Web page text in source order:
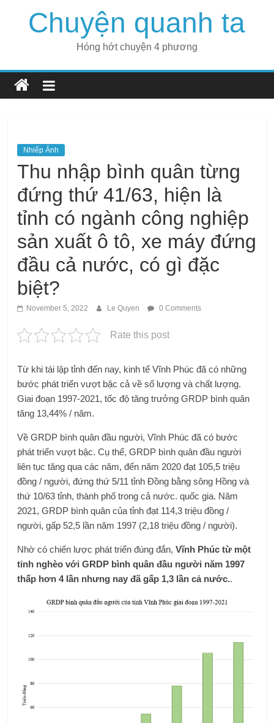
Chuyện quanh ta
Hóng hớt chuyện 4 phương
Nhiếp Ảnh
Thu nhập bình quân từng
đứng thứ 41/63, hiện là
tỉnh có ngành công nghiệp
sản xuất ô tô, xe máy đứng
đầu cả nước, có gì đặc
biệt?
November 5, 2022 Le Quyen 0 Comments
Rate this post
Từ khi tái lập tỉnh đến nay, kinh tế Vĩnh Phúc đã có những
bước phát triển vượt bậc cả về số lượng và chất lượng.
Giai đoạn 1997-2021, tốc độ tăng trưởng GRDP bình quân
tăng 13,44% / năm.
Về GRDP bình quân đầu người, Vĩnh Phúc đã có bước
phát triển vượt bậc. Cụ thể, GRDP bình quân đầu người
liên tục tăng qua các năm, đến năm 2020 đạt 105,5 triệu
đồng / người, đứng thứ 5/11 tỉnh Đồng bằng sông Hồng và
thứ 10/63 tỉnh, thành phố trong cả nước. quốc gia. Năm
2021, GRDP bình quân của tỉnh đạt 114,3 triệu đồng /
người, gấp 52,5 lần năm 1997 (2,18 triệu đồng / người).
Nhờ có chiến lược phát triển đúng đắn,Vĩnh Phúc từ một
tỉnh nghèo với GRDP bình quân đầu người năm 1997
thấp hơn 4 lần nhưng nay đã gấp 1,3 lần cả nước..